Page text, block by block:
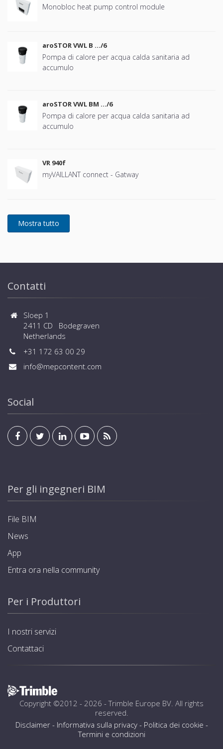
Monobloc heat pump control module
aroSTOR VWL B …/6
Pompa di calore per acqua calda sanitaria ad
accumulo
aroSTOR VWL BM …/6
Pompa di calore per acqua calda sanitaria ad
accumulo
VR 940f
myVAILLANT connect - Gatway
Contatti
Sloep 1
2411 CD Bodegraven
Netherlands
+31 172 63 00 29
info@mepcontent.com
Social
Per gli ingegneri BIM
File BIM
News
App
Entra ora nella community
Per i Produttori
I nostri servizi
Contattaci
Copyright ©2012 - 2026 -Trimble Europe BV . All rights
reserved.
Disclaimer- Informativa sulla privacy- Politica dei cookie -
Termini e condizioni